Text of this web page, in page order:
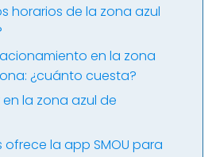
horarios de la zona azul
en la zona
¿cuánto cuesta?
la zona azul de
ofrece la app SMOU para